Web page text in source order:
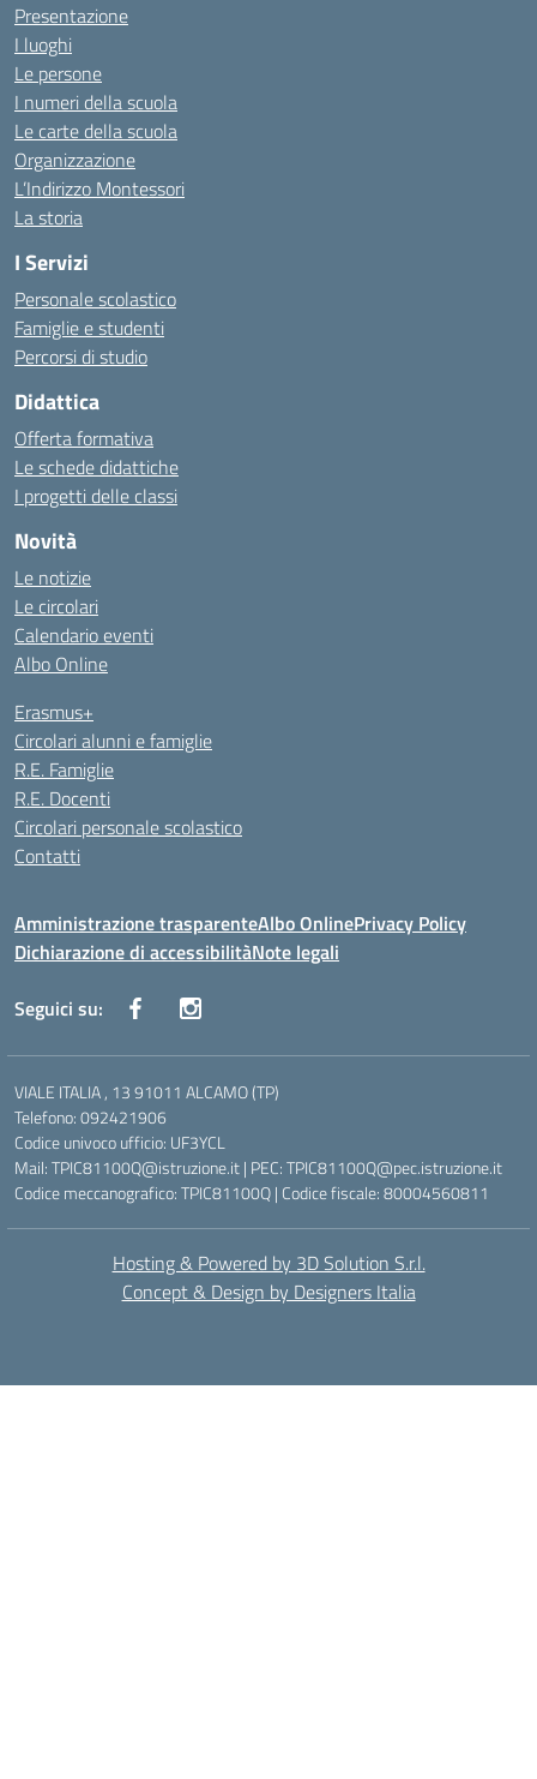
Presentazione
I luoghi
Le persone
I numeri della scuola
Le carte della scuola
Organizzazione
L’Indirizzo Montessori
La storia
I Servizi
Personale scolastico
Famiglie e studenti
Percorsi di studio
Didattica
Offerta formativa
Le schede didattiche
I progetti delle classi
Novità
Le notizie
Le circolari
Calendario eventi
Albo Online
Erasmus+
Circolari alunni e famiglie
R.E. Famiglie
R.E. Docenti
Circolari personale scolastico
Contatti
Amministrazione trasparenteAlbo OnlinePrivacy Policy
Dichiarazione di accessibilitàNote legali
Seguici su:
VIALE ITALIA , 13 91011 ALCAMO (TP)
Telefono: 092421906
Codice univoco ufficio: UF3YCL
Mail: TPIC81100Q@istruzione.it | PEC: TPIC81100Q@pec.istruzione.it
Codice meccanografico: TPIC81100Q | Codice fiscale: 80004560811
Hosting & Powered by 3D Solution S.r.l.
Concept & Design by Designers Italia